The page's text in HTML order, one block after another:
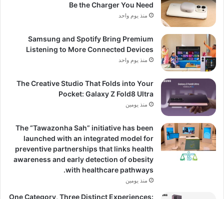
Be the Charger You Need
منذ يوم واحد
Samsung and Spotify Bring Premium
Listening to More Connected Devices
منذ يوم واحد
The Creative Studio That Folds into Your
Pocket: Galaxy Z Fold8 Ultra
منذ يومين
The “Tawazonha Sah” initiative has been
launched with an integrated model for
preventive partnerships that links health
awareness and early detection of obesity
with healthcare pathways.
منذ يومين
One Category, Three Distinct Experiences: